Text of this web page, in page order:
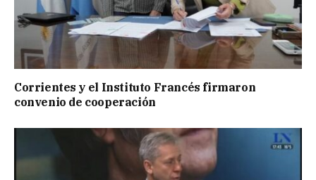
Corrientes y el Instituto Francés firmaron
convenio de cooperación